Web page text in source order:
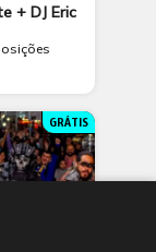
+ DJ Eric
GRÁTIS